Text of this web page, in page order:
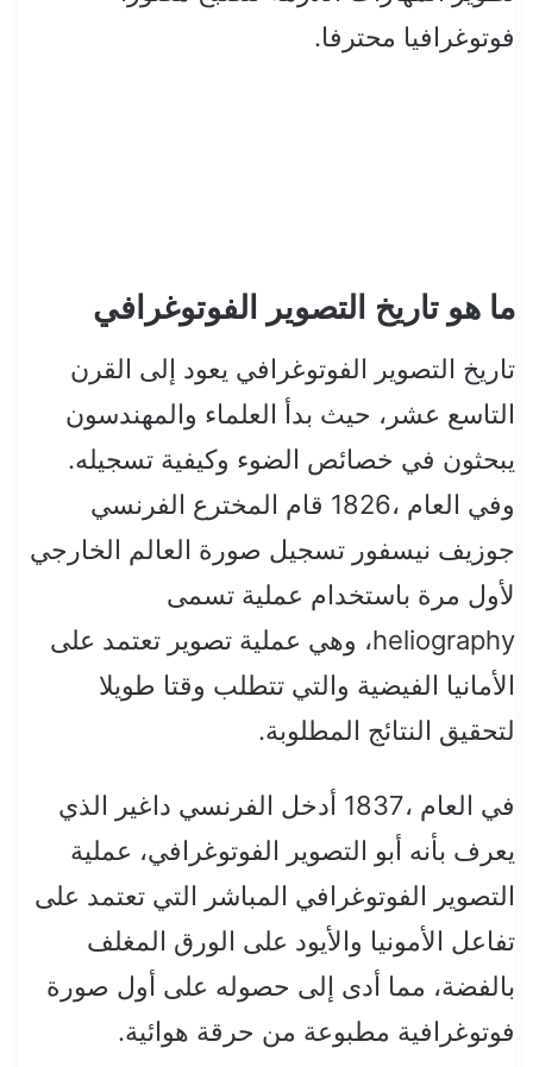
فوتوغرافيا محترفا.
ما هو تاريخ التصوير الفوتوغرافي
تاريخ التصوير الفوتوغرافي يعود إلى القرن
التاسع عشر، حيث بدأ العلماء والمهندسون
يبحثون في خصائص الضوء وكيفية تسجيله.
وفي العام ،1826 قام المخترع الفرنسي
جوزيف نيسفور تسجيل صورة العالم الخارجي
لأول مرة باستخدام عملية تسمى
heliography، وهي عملية تصوير تعتمد على
الأمانيا الفيضية والتي تتطلب وقتا طويلا
لتحقيق النتائج المطلوبة.
في العام ،1837 أدخل الفرنسي داغير الذي
يعرف بأنه أبو التصوير الفوتوغرافي، عملية
التصوير الفوتوغرافي المباشر التي تعتمد على
تفاعل الأمونيا والأيود على الورق المغلف
بالفضة، مما أدى إلى حصوله على أول صورة
فوتوغرافية مطبوعة من حرقة هوائية.